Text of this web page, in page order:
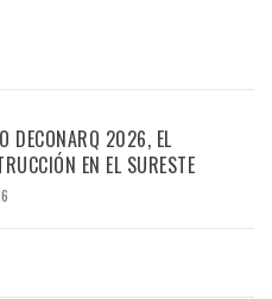
DECONARQ 2026, EL
EN EL SURESTE